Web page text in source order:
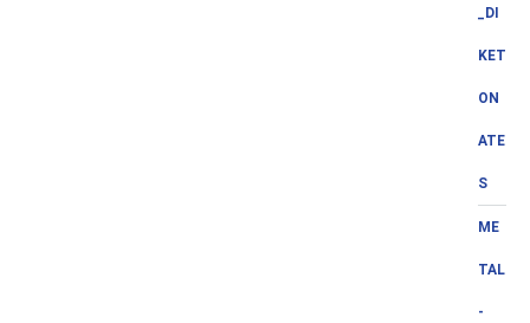
_DI
KET
ON
ATE
S
ME
TAL
-